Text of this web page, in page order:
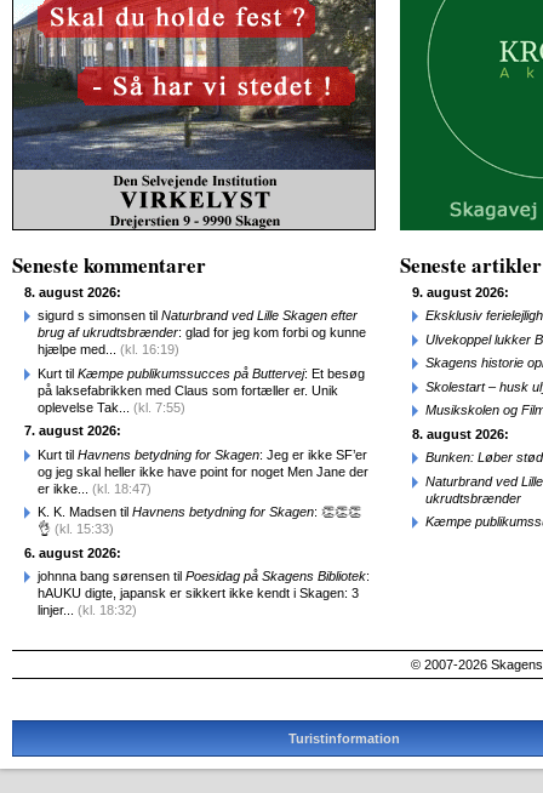
Seneste kommentarer
8. august 2026:
sigurd s simonsen til Naturbrand ved Lille Skagen efter
brug af ukrudtsbrænder: glad for jeg kom forbi og kunne
hjælpe med... (kl. 16:19)
Kurt til Kæmpe publikumssucces på Buttervej: Et besøg
på laksefabrikken med Claus som fortæller er. Unik
oplevelse Tak... (kl. 7:55)
7. august 2026:
Kurt til Havnens betydning for Skagen: Jeg er ikke SF’er
og jeg skal heller ikke have point for noget Men Jane der
er ikke... (kl. 18:47)
K. K. Madsen til Havnens betydning for Skagen: 👏👏👏
👌 (kl. 15:33)
6. august 2026:
johnna bang sørensen til Poesidag på Skagens Bibliotek:
hAUKU digte, japansk er sikkert ikke kendt i Skagen: 3
linjer... (kl. 18:32)
Seneste artikler
9. august 2026:
Eksklusiv
Ulvekoppel lukker
Skagens historie
Skolestart – husk
Musikskolen og
8. august 2026:
Bunken: Løber
Naturbrand ved
ukrudtsbrænder
Kæmpe
© 2007-2026
Turistinformation